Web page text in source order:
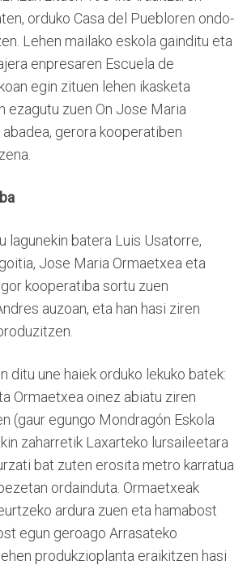
orduko Casa del Puebloren ondo-
Lehen mailako eskola gainditu eta
enpresaren Escuela de
egin zituen lehen ikasketa
ezagutu zuen On Jose Maria
gerora kooperatiben
lagunekin batera Luis Usatorre,
Jose Maria Ormaetxea eta
kooperatiba sortu zuen
auzoan, eta han hasi ziren
ditu une haiek orduko lekuko batek:
Ormaetxea oinez abiatu ziren
(gaur egungo Mondragón Eskola
zaharretik Laxarteko lursaileetara
bat zuten erosita metro karratua
ordainduta. Ormaetxeak
ardura zuen eta hamabost
egun geroago Arrasateko
produkzioplanta eraikitzen hasi